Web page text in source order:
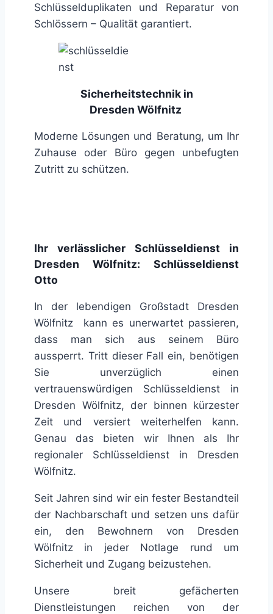
Schlüsselduplikaten und Reparatur von
Schlössern – Qualität garantiert.
Sicherheitstechnik in
Dresden Wölfnitz
Moderne Lösungen und Beratung, um Ihr
Zuhause oder Büro gegen unbefugten
Zutritt zu schützen.
Ihr verlässlicher Schlüsseldienst in
Dresden Wölfnitz: Schlüsseldienst
Otto
In der lebendigen Großstadt Dresden
Wölfnitz kann es unerwartet passieren,
dass man sich aus seinem Büro
aussperrt. Tritt dieser Fall ein, benötigen
Sie unverzüglich einen
vertrauenswürdigen Schlüsseldienst in
Dresden Wölfnitz, der binnen kürzester
Zeit und versiert weiterhelfen kann.
Genau das bieten wir Ihnen als Ihr
regionaler Schlüsseldienst in Dresden
Wölfnitz.
Seit Jahren sind wir ein fester Bestandteil
der Nachbarschaft und setzen uns dafür
ein, den Bewohnern von Dresden
Wölfnitz in jeder Notlage rund um
Sicherheit und Zugang beizustehen.
Unsere breit gefächerten
Dienstleistungen reichen von der